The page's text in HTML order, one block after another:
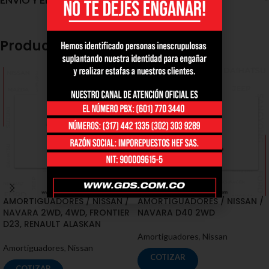
Productos relacionados
AMORTIGUADORES / NISSAN /
NAVARA 2WD, 4WD, FRONTIER
D23, RENAULT ALASKAN
Amortiguadores Nissan
AMORTIGUADORES / NISSAN /
NAVARA D40 2WD
Amortiguadores Nissan
COTIZAR